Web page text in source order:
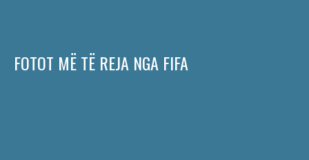
FOTOT MË TË REJA NGA FIFA